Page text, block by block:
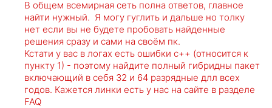
В общем всемирная сеть полна ответов, главное
найти нужный. Я могу гуглить и дальше но толку
нет если вы не будете пробовать найденные
решения сразу и сами на своём пк.
Кстати у вас в логах есть ошибки с++ (относится к
пункту 1) - поэтому найдите полный гибридны пакет
включающий в себя 32 и 64 разрядные длл всех
годов. Кажется линки есть у нас на сайте в разделе
FAQ